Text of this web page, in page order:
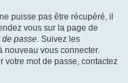
puisse pas être récupéré, il
vous sur la page de
de passe. Suivez les
nouveau vous connecter.
votre mot de passe, contactez